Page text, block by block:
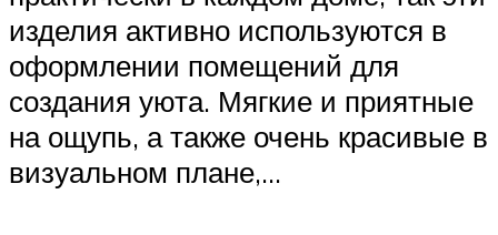
изделия активно используются в
оформлении помещений для
создания уюта. Мягкие и приятные
на ощупь, а также очень красивые в
визуальном плане,…